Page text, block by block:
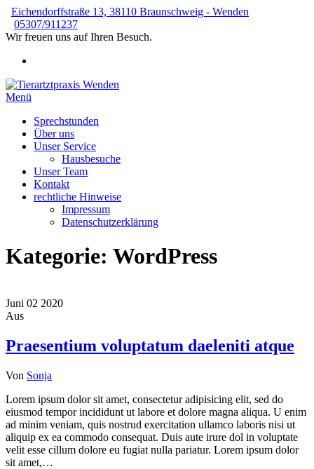
Zum
Inhalt
springen
Eichendorffstraße 13, 38110 Braunschweig - Wenden
05307/911237
Wir freuen uns auf Ihren Besuch.
Menü
Sprechstunden
Über uns
Unser Service
Hausbesuche
Unser Team
Kontakt
rechtliche Hinweise
Impressum
Datenschutzerklärung
Kategorie: WordPress
Juni 02 2020
Aus
Praesentium voluptatum daeleniti atque
Von Sonja
Lorem ipsum dolor sit amet, consectetur adipisicing elit, sed do
eiusmod tempor incididunt ut labore et dolore magna aliqua. U enim
ad minim veniam, quis nostrud exercitation ullamco laboris nisi ut
aliquip ex ea commodo consequat. Duis aute irure dol in voluptate
velit esse cillum dolore eu fugiat nulla pariatur. Lorem ipsum dolor
sit amet,…